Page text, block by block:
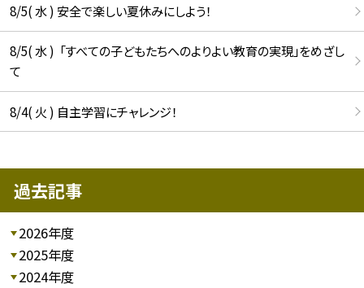
8/5( 水 ) 安全で楽しい夏休みにしよう！
8/5( 水 ) 「すべての子どもたちへのよりよい教育の実現」をめざし
て
8/4( 火 ) 自主学習にチャレンジ！
過去記事
2026年度
2025年度
2024年度